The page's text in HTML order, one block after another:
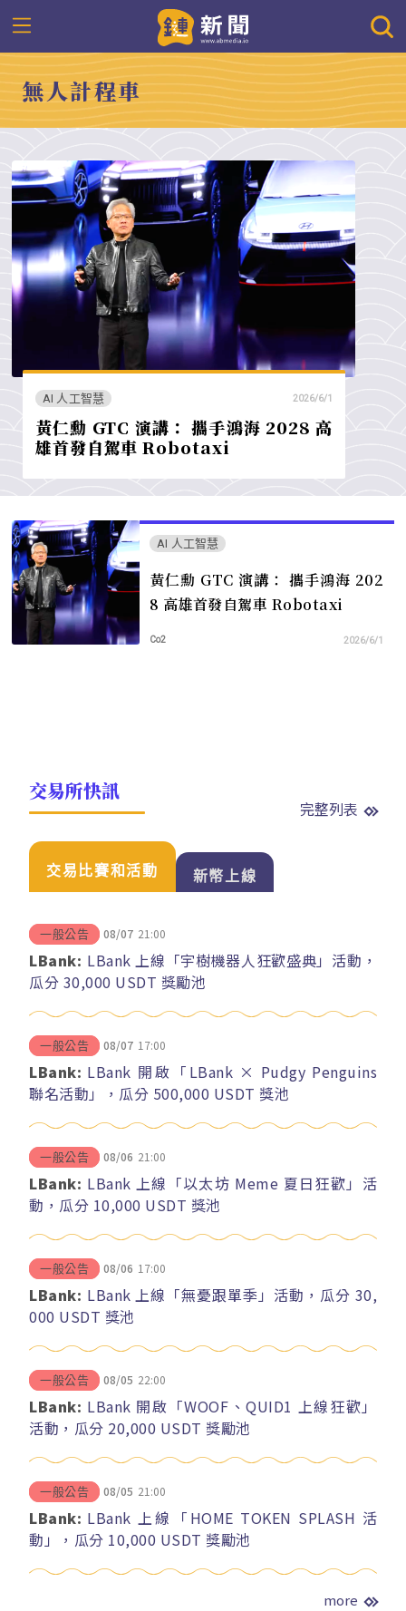
無人計程車
AI 人工智慧 2026/6/1
黃仁勳 GTC 演講： 攜手鴻海 2028 高
雄首發自駕車 Robotaxi
AI 人工智慧
黃仁勳 GTC 演講： 攜手鴻海 202
8 高雄首發自駕車 Robotaxi
Co2 2026/6/1
交易所快訊
完整列表
交易比賽和活動 新幣上線
一般公告 08/07 21:00
LBank: LBank 上線「宇樹機器人狂歡盛典」活動，
瓜分 30,000 USDT 獎勵池
一般公告 08/07 17:00
LBank: LBank 開啟「LBank × Pudgy Penguins
聯名活動」，瓜分 500,000 USDT 獎池
一般公告 08/06 21:00
LBank: LBank 上線「以太坊 Meme 夏日狂歡」活
動，瓜分 10,000 USDT 獎池
一般公告 08/06 17:00
LBank: LBank 上線「無憂跟單季」活動，瓜分 30,
000 USDT 獎池
一般公告 08/05 22:00
LBank: LBank 開啟「WOOF、QUID1 上線狂歡」
活動，瓜分 20,000 USDT 獎勵池
一般公告 08/05 21:00
LBank: LBank 上線「HOME TOKEN SPLASH 活
動」，瓜分 10,000 USDT 獎勵池
more